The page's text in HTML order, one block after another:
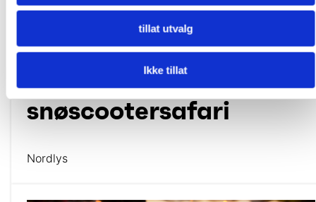
tillat utvalg
Ikke tillat
Nordlys med
snøscootersafari
Nordlys